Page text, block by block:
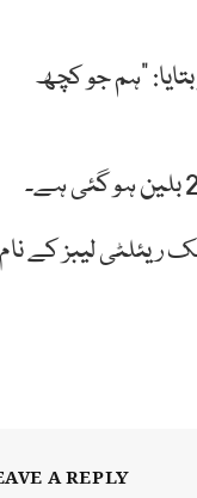
“ہم جو کچھ
کرے گی۔ جسے فیس بک ریئلٹی لیبز کے نام
A REPLY